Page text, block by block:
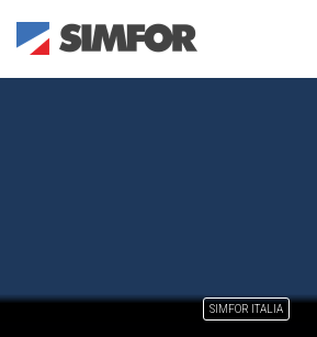
SIMFOR ITALIA